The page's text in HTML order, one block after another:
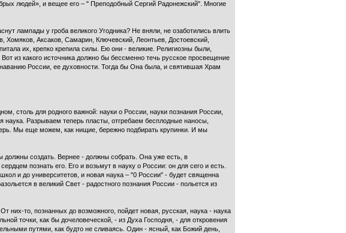
людей», и вещее его – " Преподобный Сергий Ра­донежский". Многие
лампады у гроба великого Угодника? Не вняли, не озаботились влить
Хомяков, Аксаков, Самарин, Ключевский, Леонтьев, Достоевский,
их, крепко крепила силы. Ею они - великие. Религиозны были,
из какого источника должно бы бессменно течь русское просвещение
России, ее духовности. Тогда бы Она была, и святившая Храм
столь для родного важной: науки о России, науки познания России,
наука. Разрываем теперь пласты, отгребаем бесплодные наносы,
Мы еще можем, как нищие, бережно подбирать крупинки. И мы
создать. Вернее - должны собрать. Она уже есть, в
познать его. Его и возьмут в науку о России: он для сего и есть.
и до университетов, и новая наука – "0 России" - будет священна
в великий Свет - ра­достного познания России - польется из
них-то, познанных до возможного, пойдет новая, русская, наука - наука
точки, как бы дочеловеческой, - из Духа Господня, - для откровения
путями, как будто не сли­ваясь. Один - ясный, как Божий день,